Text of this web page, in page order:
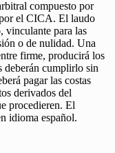
compuesto por
el CICA. El laudo
vinculante para las
o de nulidad. Una
firme, producirá los
deberán cumplirlo sin
pagar las costas
derivados del
procedieren. El
idioma español.